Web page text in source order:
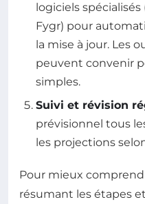
logiciels
Fygr) pour
la mise à jour. Les
peuvent convenir
simples.
Suivi et révision
prévisionnel tous
les projections
Pour mieux
résumant les étapes